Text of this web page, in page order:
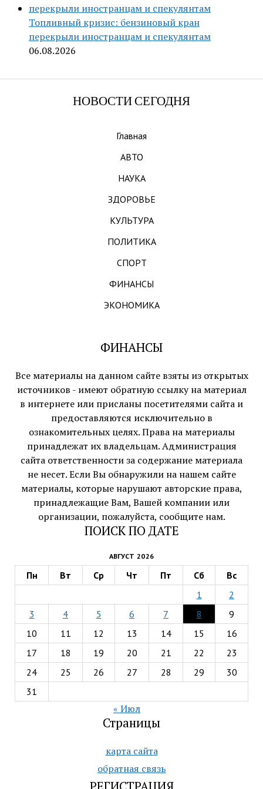
Топливный кризис: бензиновый кран
перекрыли иностранцам и спекулянтам
06.08.2026
НОВОСТИ СЕГОДНЯ
Главная
АВТО
НАУКА
ЗДОРОВЬЕ
КУЛЬТУРА
ПОЛИТИКА
СПОРТ
ФИНАНСЫ
ЭКОНОМИКА
ФИНАНСЫ
Все материалы на данном сайте взяты из открытых
источников - имеют обратную ссылку на материал
в интернете или присланы посетителями сайта и
предоставляются исключительно в
ознакомительных целях. Права на материалы
принадлежат их владельцам. Администрация
сайта ответственности за содержание материала
не несет. Если Вы обнаружили на нашем сайте
материалы, которые нарушают авторские права,
принадлежащие Вам, Вашей компании или
организации, пожалуйста, сообщите нам.
ПОИСК ПО ДАТЕ
АВГУСТ 2026
Пн Вт Ср Чт Пт Сб
Вс
1
2
3
4 5 6 7 8
9
10
11 12 13 14 15
16
17
18 19 20 21 22
23
24
25 26 27 28 29
30
31
« Июл
Страницы
карта сайта
обратная связь